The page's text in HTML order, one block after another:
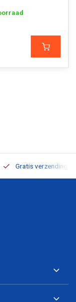
Gratis verzending